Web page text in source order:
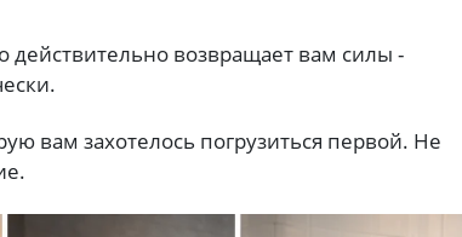
действительно возвращает вам силы -
вам захотелось погрузиться первой. Не